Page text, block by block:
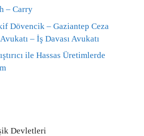
– Carry
Dövencik – Gaziantep Ceza
– İş Davası Avukatı
ile Hassas Üretimlerde
Devletleri